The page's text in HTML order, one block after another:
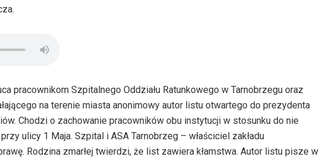
pracownikom Szpitalnego Oddziału Ratunkowego w Tarnobrzegu oraz
na terenie miasta anonimowy autor listu otwartego do prezydenta
Chodzi o zachowanie pracowników obu instytucji w stosunku do nie
ulicy 1 Maja. Szpital i ASA Tarnobrzeg – właściciel zakładu
Rodzina zmarłej twierdzi, że list zawiera kłamstwa. Autor listu pisze w